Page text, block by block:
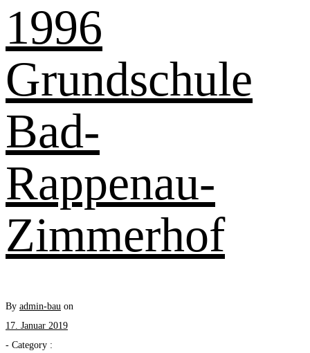
1996
Grundschule
Bad-
Rappenau-
Zimmerhof
By admin-bau on
17. Januar 2019
- Category :